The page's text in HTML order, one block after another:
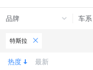
品牌 车系
特斯拉
热度 最新